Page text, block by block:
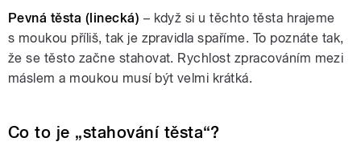
Pevná těsta (linecká) – když si u těchto těsta hrajeme
s moukou příliš, tak je zpravidla spaříme. To poznáte tak,
že se těsto začne stahovat. Rychlost zpracováním mezi
máslem a moukou musí být velmi krátká.
Co to je „stahování těsta“?